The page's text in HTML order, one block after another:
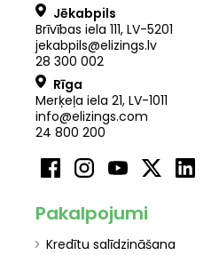
Jēkabpils
Brīvības iela 111, LV-5201
jekabpils@elizings.lv
28 300 002
Rīga
Merķeļa iela 21, LV-1011
info@elizings.com
24 800 200
Pakalpojumi
Kredītu salīdzināšana